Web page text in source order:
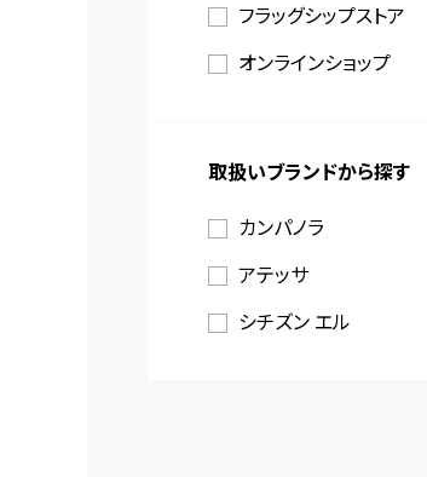
フラッグシップストア
オンラインショップ
取扱いブランドから探す
カンパノラ
アテッサ
シチズン エル